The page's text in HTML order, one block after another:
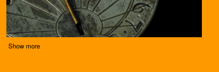
Show more